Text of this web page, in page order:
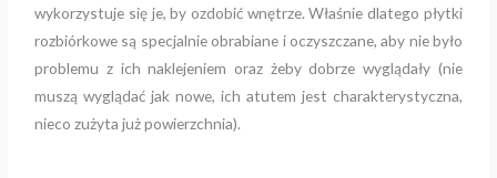
wykorzystuje się je, by ozdobić wnętrze. Właśnie dlatego płytki
rozbiórkowe są specjalnie obrabiane i oczyszczane, aby nie było
problemu z ich naklejeniem oraz żeby dobrze wyglądały (nie
muszą wyglądać jak nowe, ich atutem jest charakterystyczna,
nieco zużyta już powierzchnia).